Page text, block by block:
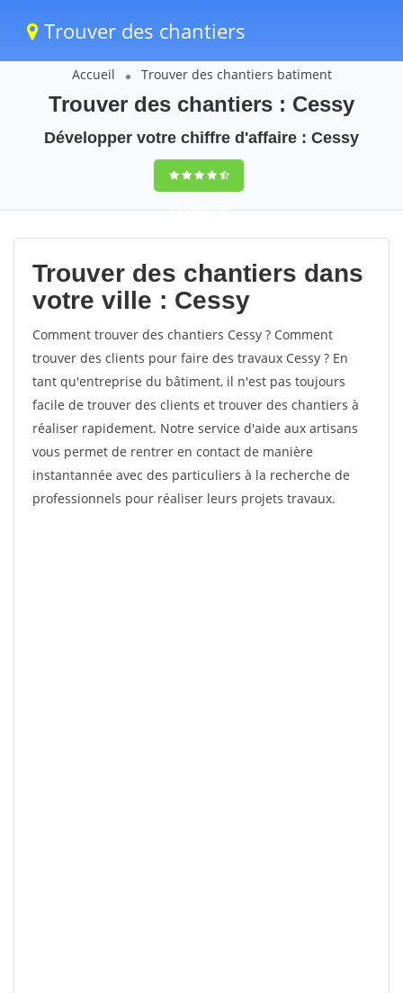
Trouver des chantiers
Accueil Trouver des chantiers batiment
Trouver des chantiers : Cessy
Développer votre chiffre d'affaire : Cessy
9,5(100%)38
votes
Trouver des chantiers dans
votre ville : Cessy
Comment trouver des chantiers Cessy ? Comment
trouver des clients pour faire des travaux Cessy ? En
tant qu'entreprise du bâtiment, il n'est pas toujours
facile de trouver des clients et trouver des chantiers à
réaliser rapidement. Notre service d'aide aux artisans
vous permet de rentrer en contact de manière
instantannée avec des particuliers à la recherche de
professionnels pour réaliser leurs projets travaux.